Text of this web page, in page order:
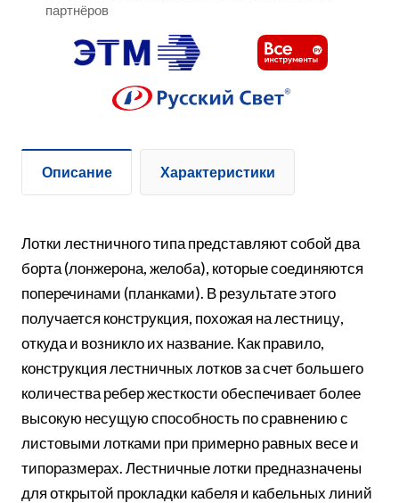
партнёров
Описание Характеристики
Лотки лестничного типа представляют собой два
борта (лонжерона, желоба), которые соединяются
поперечинами (планками). В результате этого
получается конструкция, похожая на лестницу,
откуда и возникло их название. Как правило,
конструкция лестничных лотков за счет большего
количества ребер жесткости обеспечивает более
высокую несущую способность по сравнению с
листовыми лотками при примерно равных весе и
типоразмерах. Лестничные лотки предназначены
для открытой прокладки кабеля и кабельных линий